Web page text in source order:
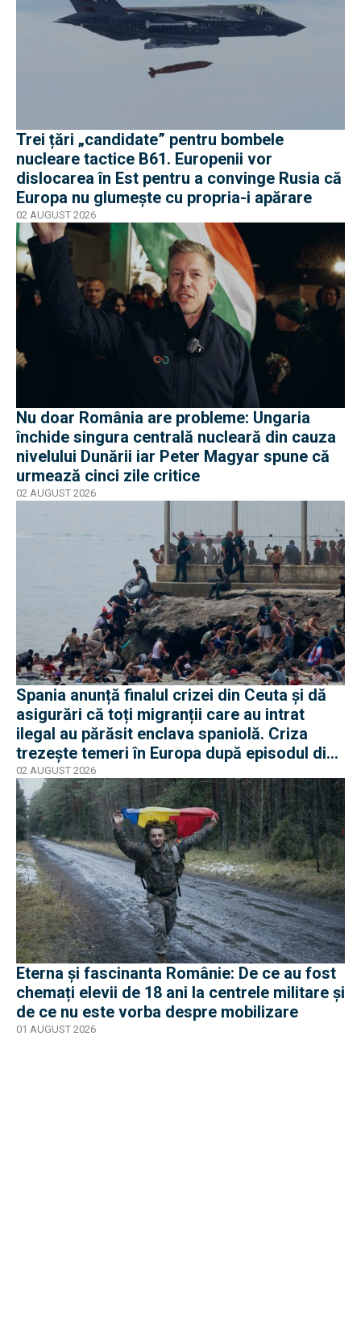
Trei țări „candidate” pentru bombele
nucleare tactice B61. Europenii vor
dislocarea în Est pentru a convinge Rusia că
Europa nu glumește cu propria-i apărare
02 AUGUST 2026
Nu doar România are probleme: Ungaria
închide singura centrală nucleară din cauza
nivelului Dunării iar Peter Magyar spune că
urmează cinci zile critice
02 AUGUST 2026
Spania anunță finalul crizei din Ceuta și dă
asigurări că toți migranții care au intrat
ilegal au părăsit enclava spaniolă. Criza
trezește temeri în Europa după episodul din
2015
02 AUGUST 2026
Eterna și fascinanta Românie: De ce au fost
chemați elevii de 18 ani la centrele militare și
de ce nu este vorba despre mobilizare
01 AUGUST 2026